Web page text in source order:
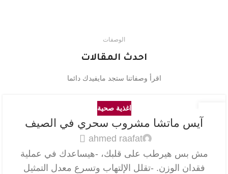
الوصفات
احدث المقالات
اقرأ وصفاتنا ستجد مايفيدك دائما
اغذية صحية
آيس ماتشا مشروب سحري في الصيف
ahmed raafat
مش بس هيرطب على قلبك، -هيساعدك في عملية
فقدان الوزن. -تقلل الإلتهاب وتسرع معدل التمثيل